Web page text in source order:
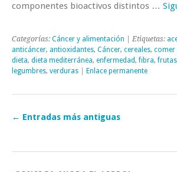
componentes bioactivos distintos …
Categorías: Cáncer y alimentación | Etiquetas:
anticáncer, antioxidantes, Cáncer, cereales, comer
dieta, dieta mediterránea, enfermedad,fibra,frutas
legumbres, verduras Enlace permanente
← Entradas más antiguas